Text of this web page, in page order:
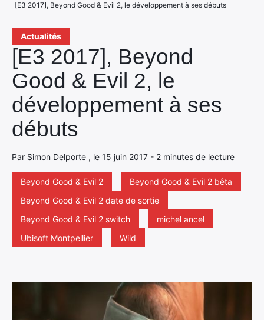
Actualités
[E3 2017], Beyond
Good & Evil 2, le
développement à ses
débuts
Par Simon Delporte , le 15 juin 2017 - 2 minutes de lecture
Beyond Good & Evil 2
Beyond Good & Evil 2 bêta
Beyond Good & Evil 2 date de sortie
Beyond Good & Evil 2 switch
michel ancel
Ubisoft Montpellier
Wild
[E3 2017], Beyond Good & Evil 2, le développement à ses débuts